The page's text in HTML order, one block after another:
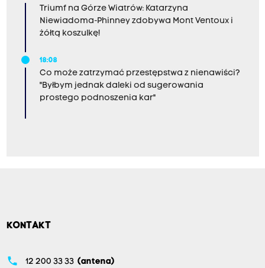
Triumf na Górze Wiatrów: Katarzyna
Niewiadoma-Phinney zdobywa Mont Ventoux i
żółtą koszulkę!
18:08
Co może zatrzymać przestępstwa z nienawiści?
"Byłbym jednak daleki od sugerowania
prostego podnoszenia kar"
KONTAKT
phone 12 200 33 33 (antena)